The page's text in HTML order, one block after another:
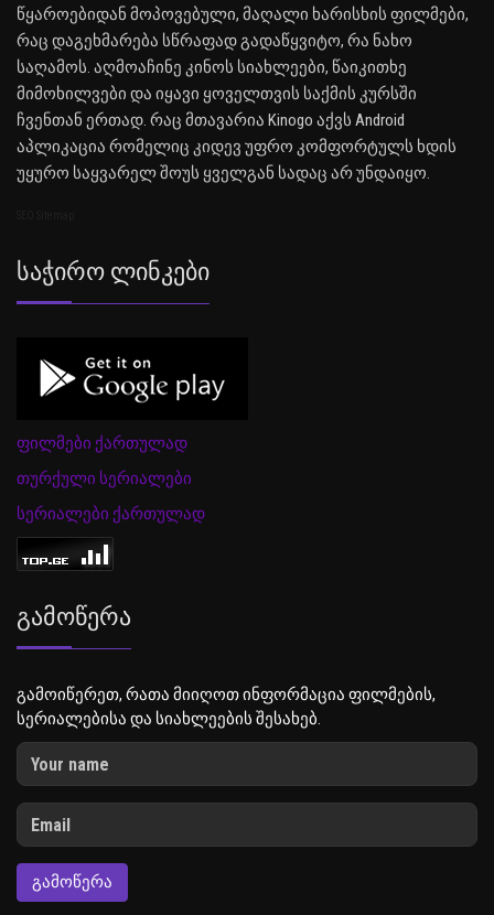
წყაროებიდან მოპოვებული, მაღალი ხარისხის ფილმები,
რაც დაგეხმარება სწრაფად გადაწყვიტო, რა ნახო
საღამოს. აღმოაჩინე კინოს სიახლეები, წაიკითხე
მიმოხილვები და იყავი ყოველთვის საქმის კურსში
ჩვენთან ერთად. რაც მთავარია Kinogo აქვს Android
აპლიკაცია რომელიც კიდევ უფრო კომფორტულს ხდის
უყურო საყვარელ შოუს ყველგან სადაც არ უნდაიყო.
Საჭირო Ლინკები
ფილმები ქართულად
თურქული სერიალები
სერიალები ქართულად
Გამოწერა
გამოიწერეთ, რათა მიიღოთ ინფორმაცია ფილმების,
სერიალებისა და სიახლეების შესახებ.
ᲒᲐᲛᲝᲬᲔᲠᲐ